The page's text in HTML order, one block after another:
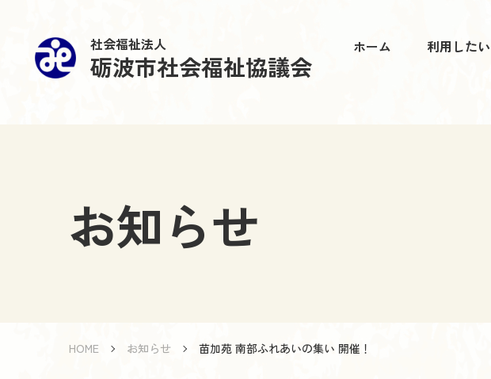
社会福祉法人
砺波市社会福祉協議会
ホーム 利用したい
お知らせ
HOME お知らせ 苗加苑 南部ふれあいの集い 開催！